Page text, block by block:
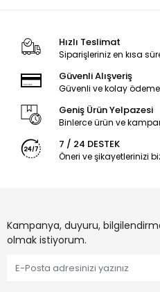
Hızlı Teslimat
Siparişleriniz en kısa
Güvenli Alışveriş
Güvenli ve kolay
Geniş Ürün Yelpazesi
Binlerce ürün ve
7 / 24 DESTEK
Öneri ve şikayetlerinizi
Kampanya, duyuru,
olmak istiyorum.